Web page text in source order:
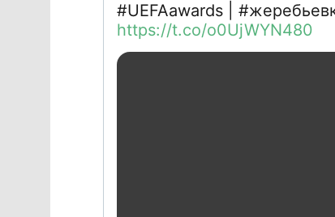
#UEFAawards |
https://t.co/o0UjWYN480